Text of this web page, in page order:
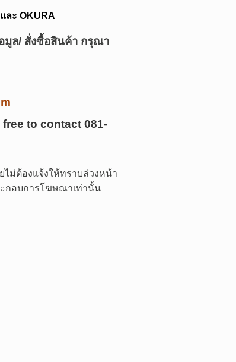
ละ OKURA
มูล/ สั่งซื้อสินค้า กรุณา
to contact 081-
ม่ต้องแจ้งให้ทราบล่วงหน้า
กอบการโฆษณาเท่านั้น